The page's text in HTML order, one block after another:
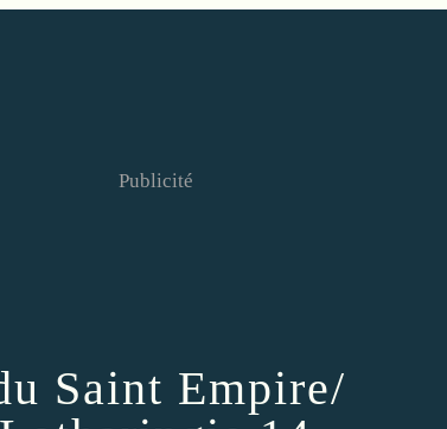
Publicité
Saint Empire/